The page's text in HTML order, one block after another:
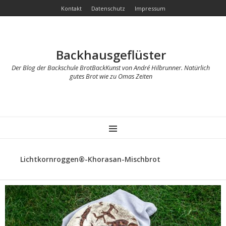
Kontakt Datenschutz Impressum
Backhausgeflüster
Der Blog der Backschule BrotBackKunst von André Hilbrunner. Natürlich
gutes Brot wie zu Omas Zeiten
MENU
Lichtkornroggen®-Khorasan-Mischbrot